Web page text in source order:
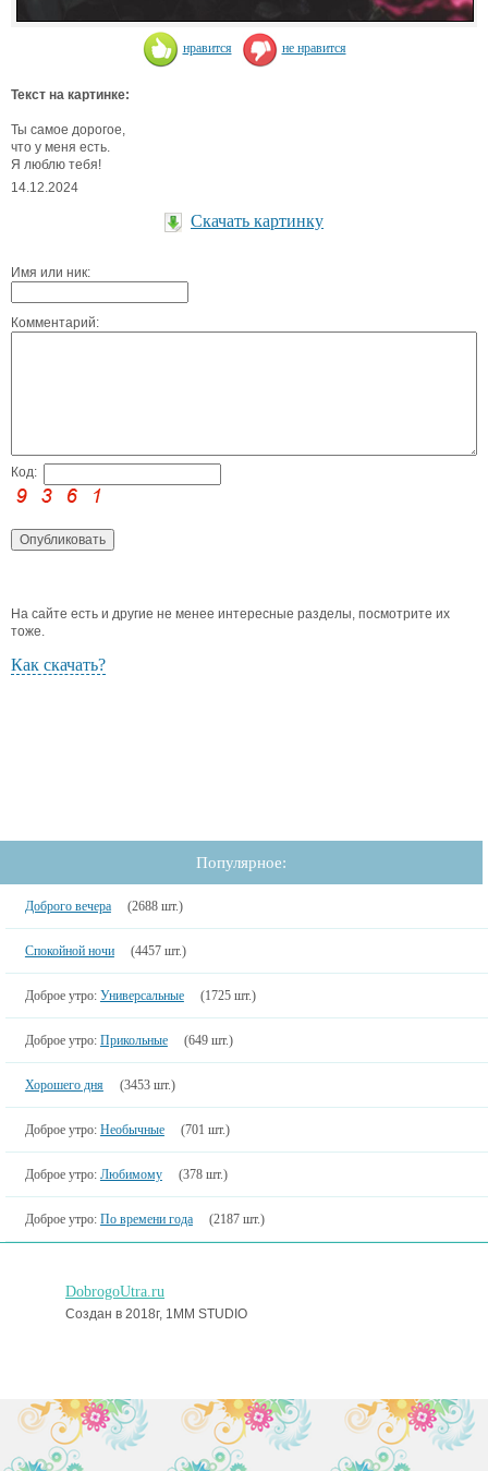
нравится не нравится
Текст на картинке:
Ты самое дорогое,
что у меня есть.
Я люблю тебя!
14.12.2024
Скачать картинку
Имя или ник:
Комментарий:
Код:
На сайте есть и другие не менее интересные разделы, посмотрите их
тоже.
Как скачать?
Популярное:
Доброго вечера (2688 шт.)
Спокойной ночи (4457 шт.)
Доброе утро: Универсальные (1725 шт.)
Доброе утро: Прикольные (649 шт.)
Хорошего дня (3453 шт.)
Доброе утро: Необычные (701 шт.)
Доброе утро: Любимому (378 шт.)
Доброе утро: По времени года (2187 шт.)
DobrogoUtra.ru
Создан в 2018г, 1MM STUDIO